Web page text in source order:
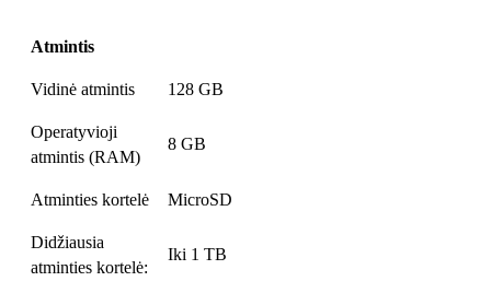
Atmintis
Vidinė atmintis 128 GB
Operatyvioji
atmintis (RAM)
8 GB
Atminties kortelė MicroSD
Didžiausia
atminties kortelė:
Iki 1 TB